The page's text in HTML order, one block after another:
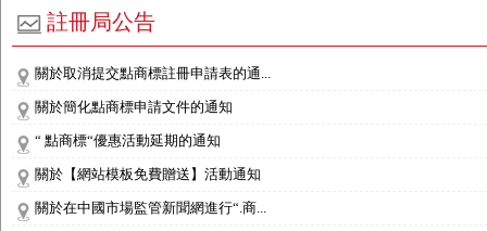
註冊局公告
關於取消提交點商標註冊申請表的通...
關於簡化點商標申請文件的通知
“ 點商標“優惠活動延期的通知
關於【網站模板免費贈送】活動通知
關於在中國市場監管新聞網進行“.商...